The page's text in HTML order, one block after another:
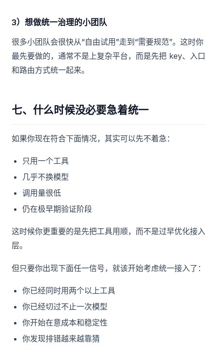
3）想做统一治理的小团队
很多小团队会很快从“自由试用”走到“需要规范”。这时你
最先要做的，通常不是上复杂平台，而是先把 key、入口
和路由方式统一起来。
七、什么时候没必要急着统一
如果你现在符合下面情况，其实可以先不着急：
只用一个工具
几乎不换模型
调用量很低
仍在极早期验证阶段
这时候你更重要的是先把工具用顺，而不是过早优化接入
层。
但只要你出现下面任一信号，就该开始考虑统一接入了：
你已经同时用两个以上工具
你已经切过不止一次模型
你开始在意成本和稳定性
你发现排错越来越靠猜